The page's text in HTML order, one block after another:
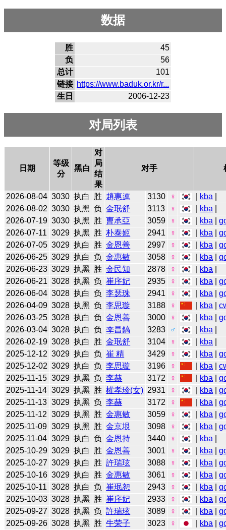
数据
胜
45
负
56
总计
101
链接 https://www.baduk.or.kr/r...
生日
2006-12-23
对局列表
日期
等级
分
黑白
对
局
结
果
对手
2026-08-04 3030 执白 胜 趙惠連 3130 ♀ kba
2026-08-02 3030 执黑 负 金珉舒 3113 ♀ kba
2026-07-19 3030 执黑 胜 曺承亞 3059 ♀ kba |
2026-07-11 3029 执黑 胜 朴泰姬 2941 ♀ kba |
2026-07-05 3029 执白 胜 金恩善 2997 ♀ kba |
2026-06-25 3029 执白 负 金惠敏 3058 ♀ kba |
2026-06-23 3029 执黑 胜 金民知 2878 ♀ kba
2026-06-21 3028 执黑 负 崔序妃 2935 ♀ kba |
2026-06-04 3028 执白 负 李瑟珠 2941 ♀ kba |
2026-04-09 3028 执黑 负 李思璇 3188 ♀ kba |
2026-03-25 3028 执白 负 金恩善 3000 ♀ kba |
2026-03-04 3028 执白 负 李昌鎬 3283 ♂ kba
2026-02-19 3028 执白 胜 金珉舒 3104 ♀ kba
2025-12-12 3029 执白 负 崔 精 3429 ♀ kba |
2025-12-02 3029 执白 负 李思璇 3196 ♀ kba |
2025-11-15 3029 执黑 负 李赫 3172 ♀ kba |
2025-11-14 3029 执黑 胜 權孝珍(女) 2931 ♀ kba |
2025-11-13 3029 执黑 负 李赫 3172 ♀ kba |
2025-11-12 3029 执黑 胜 金惠敏 3059 ♀ kba |
2025-11-09 3029 执黑 胜 金京垠 3098 ♀ kba |
2025-11-04 3029 执白 负 金恩持 3440 ♀ kba
2025-10-29 3029 执白 胜 金恩善 3001 ♀ kba |
2025-10-27 3029 执白 胜 許瑞玹 3088 ♀ kba |
2025-10-16 3029 执白 胜 金惠敏 3061 ♀ kba |
2025-10-11 3028 执白 负 崔珉恕 2943 ♀ kba |
2025-10-03 3028 执黑 胜 崔序妃 2933 ♀ kba |
2025-09-27 3028 执黑 负 許瑞玹 3089 ♀ kba |
2025-09-26 3028 执黑 胜 牛荣子 3023 ♀ kba |